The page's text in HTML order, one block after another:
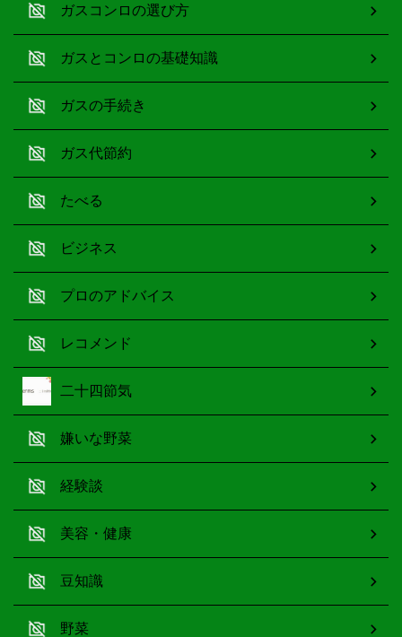
ガスコンロの選び方
ガスとコンロの基礎知識
ガスの手続き
ガス代節約
たべる
ビジネス
プロのアドバイス
レコメンド
二十四節気
嫌いな野菜
経験談
美容・健康
豆知識
野菜